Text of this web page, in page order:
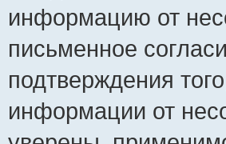
информацию от
письменное
подтверждения
информации от